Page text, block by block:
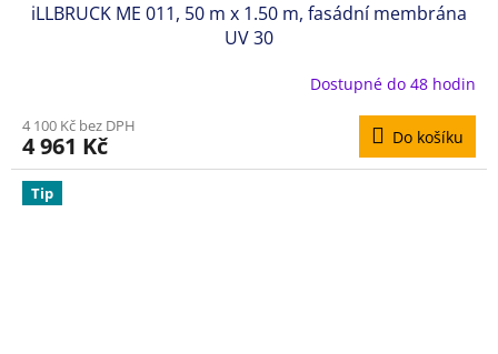
iLLBRUCK ME 011, 50 m x 1.50 m, fasádní membrána
UV 30
Dostupné do 48 hodin
4 100 Kč bez DPH
4 961 Kč Do košíku
Tip